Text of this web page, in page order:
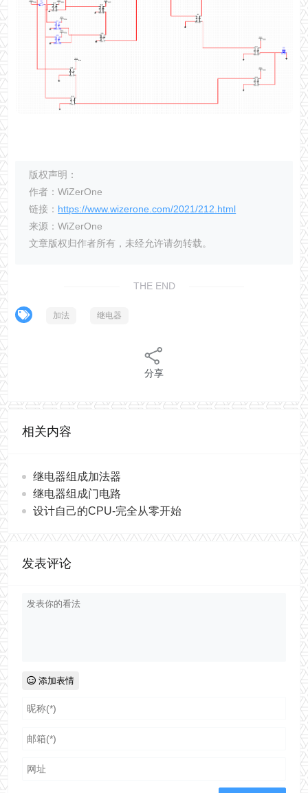
版权声明：
作者：WiZerOne
链接： https://www.wizerone.com/2021/212.html
来源：WiZerOne
文章版权归作者所有，未经允许请勿转载。
THE END
加法 继电器
分享
相关内容
继电器组成加法器
继电器组成门电路
设计自己的CPU-完全从零开始
发表评论
添加表情